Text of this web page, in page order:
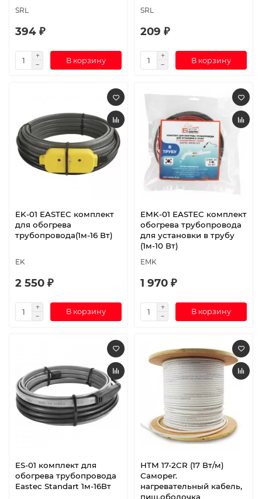
SRL
394 ₽
В корзину
SRL
209 ₽
В корзину
EK-01 EASTEC комплект
для обогрева
трубопровода(1м-16 Вт)
EK
2 550 ₽
В корзину
EMK-01 EASTEC комплект
обогрева трубопровода
для установки в трубу
(1м-10 Вт)
EMK
1 970 ₽
В корзину
ES-01 комплект для
обогрева трубопровода
Eastec Standart 1м-16Вт
HTM 17-2CR (17 Вт/м)
Саморег.
нагревательный кабель,
пищ.оболочка